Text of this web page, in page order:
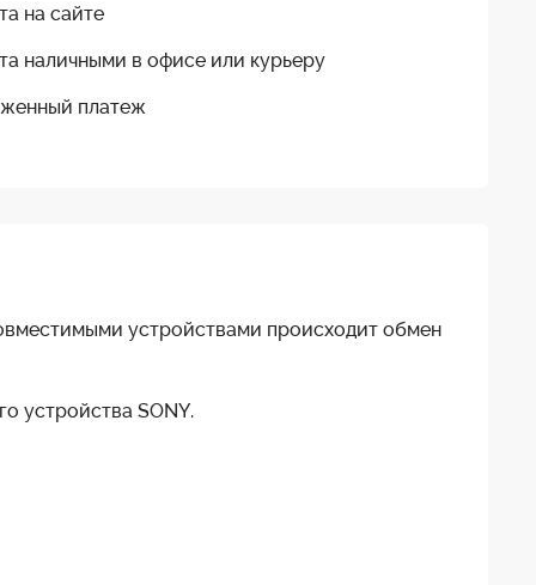
на сайте
наличными в офисе или курьеру
платеж
устройствами происходит обмен
устройства SONY.